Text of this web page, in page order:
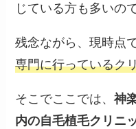
じている方も多いの
残念ながら、現時点
専門に行っているク
そこでここでは、神
内の自毛植毛クリニ